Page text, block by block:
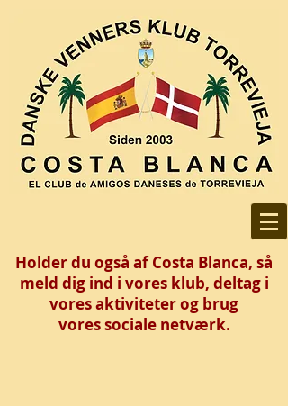
Holder du også af Costa Blanca, så
meld dig ind i vores klub, deltag i
vores aktiviteter og brug
voressociale netværk.